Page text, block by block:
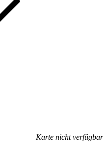
Karte nicht verfügbar